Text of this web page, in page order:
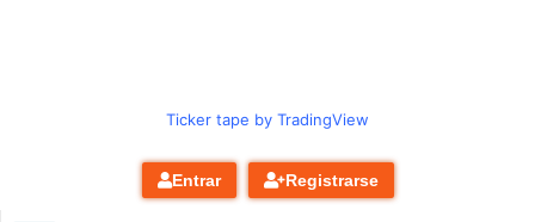
Ticker tape by TradingView
Entrar Registrarse